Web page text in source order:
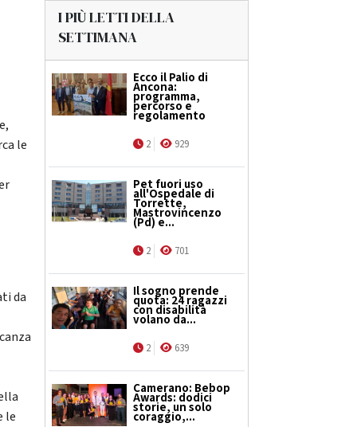
le
da
le
I PIÙ LETTI DELLA
SETTIMANA
Ecco il Palio di
Ancona:
programma,
percorso e
regolamento
2 929
Pet fuori uso
all'Ospedale di
Torrette,
Mastrovincenzo
(Pd) e...
2 701
Il sogno prende
quota: 24 ragazzi
con disabilità
volano da...
2 639
Camerano: Bebop
Awards: dodici
storie, un solo
coraggio,...